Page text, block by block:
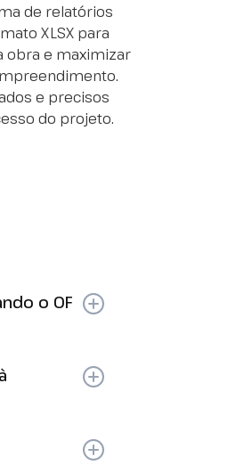
de relatórios
XLSX para
obra e maximizar
e precisos
do projeto.
o OF
de